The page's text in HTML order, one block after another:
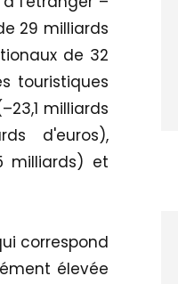
29 milliards
de 32
touristiques
milliards
d'euros),
milliards) et
correspond
élevée